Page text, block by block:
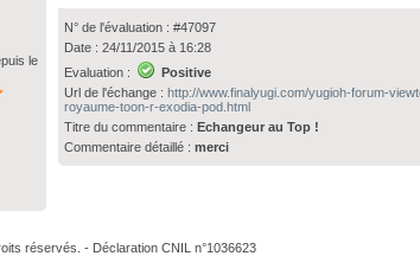
le
N° de l'évaluation : #47097
Date : 24/11/2015 à 16:28
Evaluation :
Positive
Url de l'échange : http://www.finalyugi.com/yugioh-forum-
royaume-toon-r-exodia-pod.html
Titre du commentaire : Echangeur au Top !
Commentaire détaillé : merci
réservés. - Déclaration CNIL n°1036623